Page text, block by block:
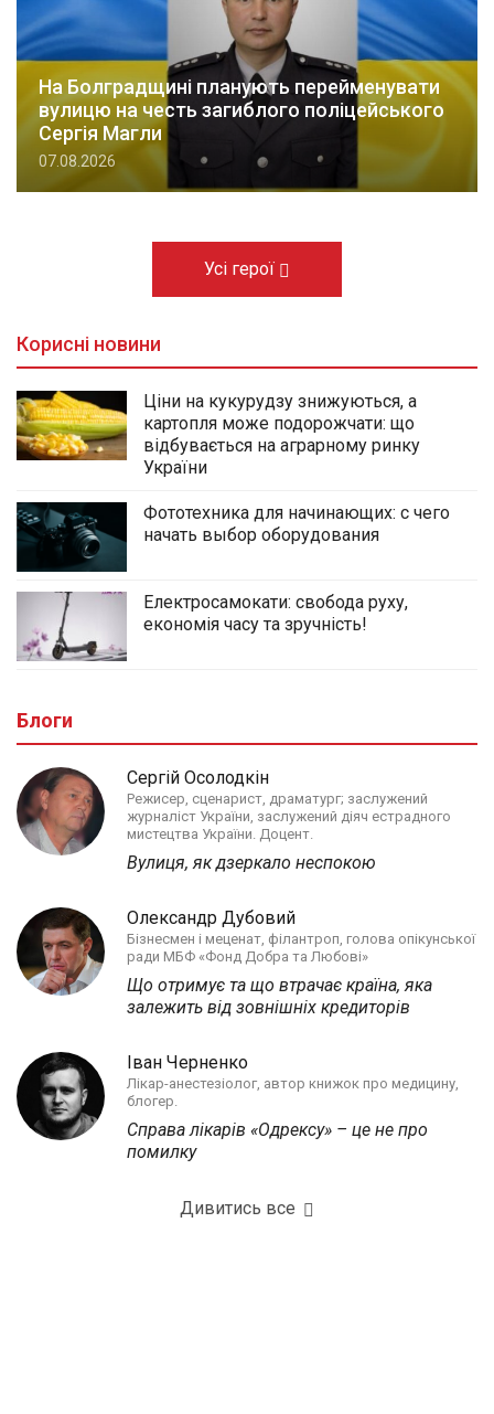
На Болградщині планують перейменувати
вулицю на честь загиблого поліцейського
Сергія Магли
07.08.2026
Усі герої
Корисні новини
Ціни на кукурудзу знижуються, а
картопля може подорожчати: що
відбувається на аграрному ринку
України
Фототехника для начинающих: с чего
начать выбор оборудования
Електросамокати: свобода руху,
економія часу та зручність!
Блоги
Сергій Осолодкін
Режисер, сценарист, драматург; заслужений
журналіст України, заслужений діяч естрадного
мистецтва України. Доцент.
Вулиця, як дзеркало неспокою
Олександр Дубовий
Бізнесмен і меценат, філантроп, голова опікунської
ради МБФ «Фонд Добра та Любові»
Що отримує та що втрачає країна, яка
залежить від зовнішніх кредиторів
Іван Черненко
Лікар-анестезіолог, автор книжок про медицину,
блогер.
Справа лікарів «Одрексу» – це не про
помилку
Дивитись все